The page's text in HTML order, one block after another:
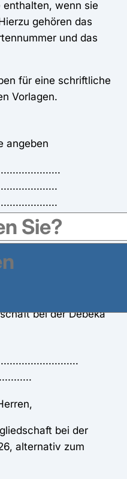
enthalten, wenn sie
gehören das
und das
für eine schriftliche
Vorlagen.
angeben
bei der Debeka
bei der
alternativ zum